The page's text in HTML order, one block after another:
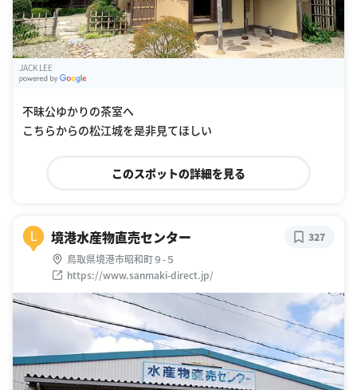
JACK LEE
不昧公ゆかりの茶室へ
こちらからの松江城を是非見てほしい
このスポットの詳細を見る
L 境港水産物直売センター
鳥取県境港市昭和町９-５
https://www.sanmaki-direct.jp/
327